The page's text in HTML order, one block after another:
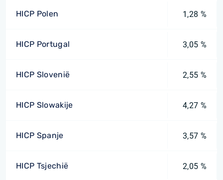
HICP Polen 1,28 %
HICP Portugal 3,05 %
HICP Slovenië 2,55 %
HICP Slowakije 4,27 %
HICP Spanje 3,57 %
HICP Tsjechië 2,05 %